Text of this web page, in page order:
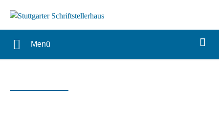
Menü